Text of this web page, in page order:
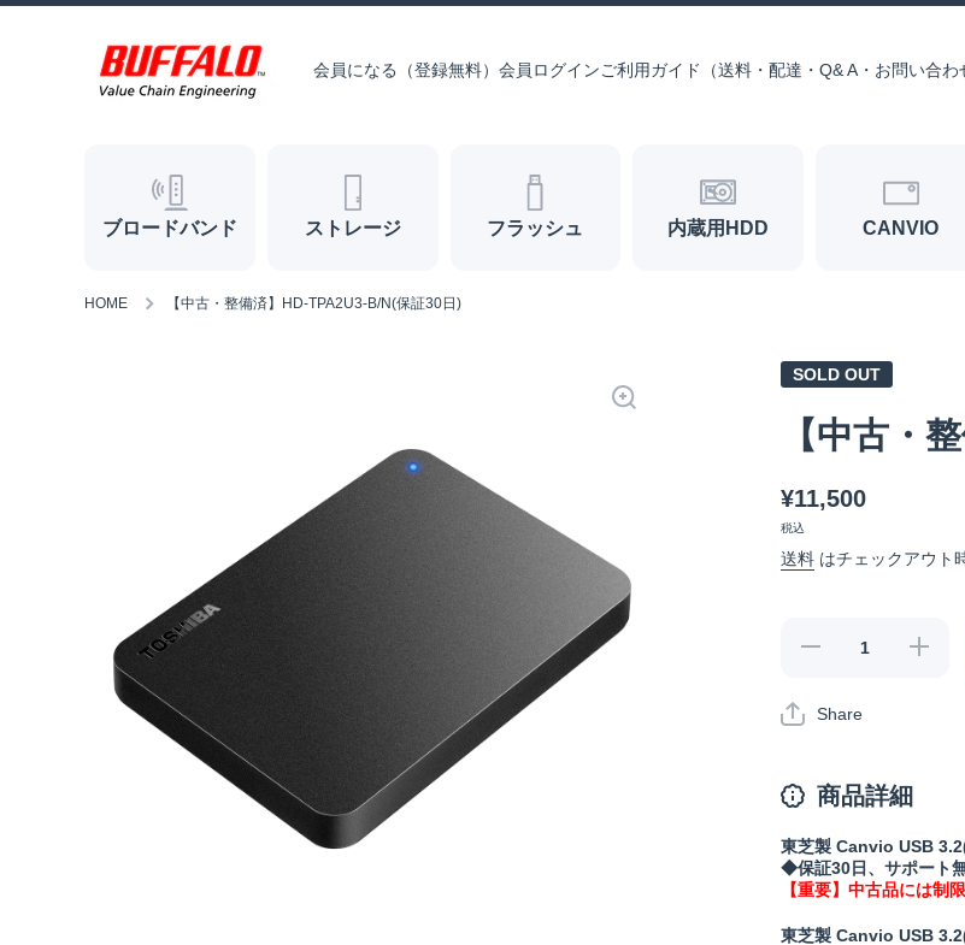
会員になる（登録無料） 会員ログインご利用ガイド（送料・配達・Q& A・お問い合わ
ブロードバンド ストレージ フラッシュ 内蔵用HDD CANVIO
HOME 【中古・整備済】HD-TPA2U3-B/N(保証30日)
SOLD OUT
【中古・
¥11,500
税込
送料 はチェックアウト
【中古・
TPA2U3-
B/N(保証
らす
【中古・
Share
商品詳細
東芝製 Canvio USB
◆保証30日、サポート
【重要】中古品には制
東芝製 Canvio USB